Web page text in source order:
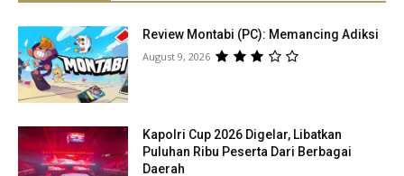
Review Montabi (PC): Memancing Adiksi
August 9, 2026
Kapolri Cup 2026 Digelar, Libatkan
Puluhan Ribu Peserta Dari Berbagai
Daerah